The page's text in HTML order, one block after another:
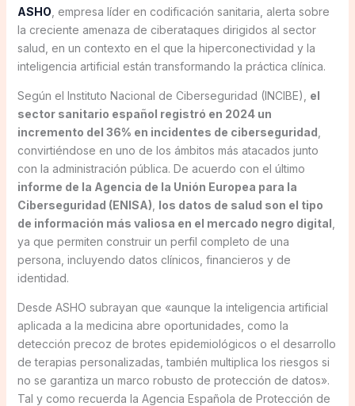
ASHO , empresa líder en codificación sanitaria, alerta sobre
la creciente amenaza de ciberataques dirigidos al sector
salud, en un contexto en el que la hiperconectividad y la
inteligencia artificial están transformando la práctica clínica.
Según el Instituto Nacional de Ciberseguridad (INCIBE), el
sector sanitario español registró en 2024 un
incremento del 36% en incidentes de ciberseguridad
convirtiéndose en uno de los ámbitos más atacados junto
con la administración pública. De acuerdo con el último
informe de la Agencia de la Unión Europea para la
Ciberseguridad (ENISA) los datos de salud son el tipo
de información más valiosa en el mercado negro digital
ya que permiten construir un perfil completo de una
persona, incluyendo datos clínicos, financieros y de
identidad.
Desde ASHO subrayan que «aunque la inteligencia artificial
aplicada a la medicina abre oportunidades, como la
detección precoz de brotes epidemiológicos o el desarrollo
de terapias personalizadas, también multiplica los riesgos si
no se garantiza un marco robusto de protección de datos».
Tal y como recuerda la Agencia Española de Protección de